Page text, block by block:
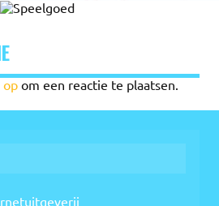
op om een reactie te plaatsen.